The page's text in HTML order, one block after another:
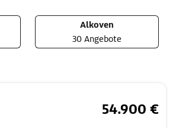
Alkoven
30 Angebote
54.900 €